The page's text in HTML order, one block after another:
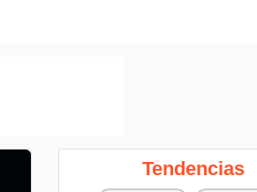
Tendencias